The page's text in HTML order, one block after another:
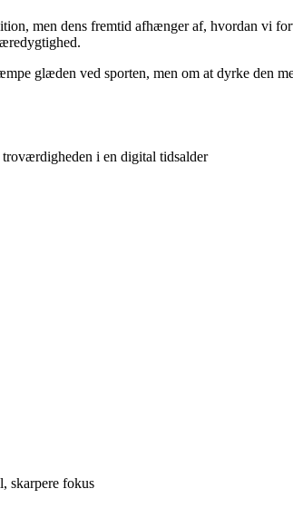
men dens fremtid afhænger af, hvordan vi
glæden ved sporten, men om at dyrke den
i en digital tidsalder
skarpere fokus